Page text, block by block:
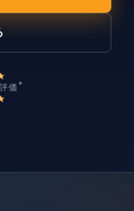
価 *